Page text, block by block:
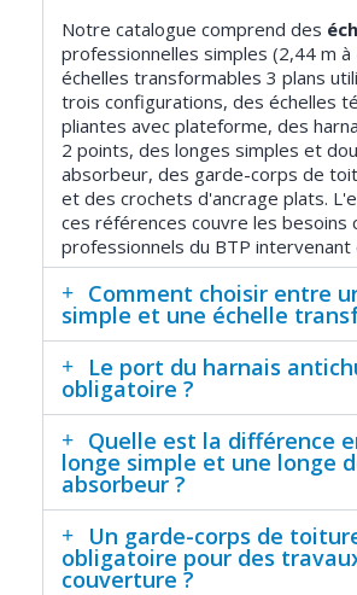
Notre catalogue comprend des
professionnelles simples (2,44 m à
échelles transformables 3 plans
trois configurations, des échelles
pliantes avec plateforme, des
2 points, des longes simples et
absorbeur, des garde-corps de
et des crochets d'ancrage plats.
ces références couvre les besoins
professionnels du BTP intervenant
Comment choisir entre
simple et une échelle
Le port du harnais
obligatoire ?
Quelle est la différence
longe simple et une longe
absorbeur ?
Un garde-corps de
obligatoire pour des
couverture ?